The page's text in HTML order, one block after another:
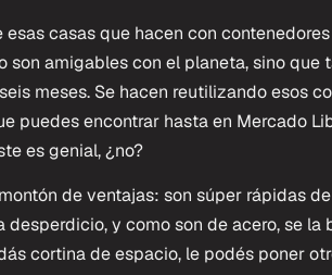
esas casas que hacen con
son amigables con el planeta, sino que
meses. Se hacen reutilizando esos
puedes encontrar hasta en Mercado
es genial, ¿no?
de ventajas: son súper rápidas
desperdicio, y como son de acero, se
cortina de espacio, le podés poner